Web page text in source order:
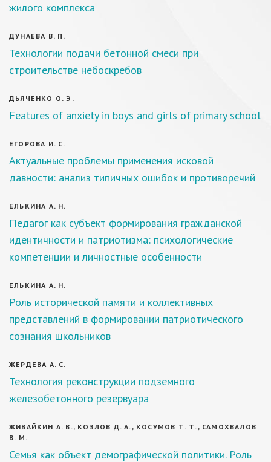
жилого комплекса
ДУНАЕВА В. П.
Технологии подачи бетонной смеси при
строительстве небоскребов
ДЬЯЧЕНКО О. Э.
Features of anxiety in boys and girls of primary school
ЕГОРОВА И. С.
Актуальные проблемы применения исковой
давности: анализ типичных ошибок и противоречий
ЕЛЬКИНА А. Н.
Педагог как субъект формирования гражданской
идентичности и патриотизма: психологические
компетенции и личностные особенности
ЕЛЬКИНА А. Н.
Роль исторической памяти и коллективных
представлений в формировании патриотического
сознания школьников
ЖЕРДЕВА А. С.
Технология реконструкции подземного
железобетонного резервуара
ЖИВАЙКИН А. В., КОЗЛОВ Д. А., КОСУМОВ Т. Т., САМОХВАЛОВ
В. М.
Семья как объект демографической политики. Роль